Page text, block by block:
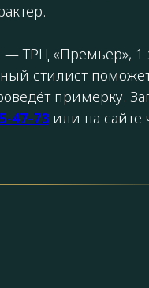
— ТРЦ «Премьер», 1
стилист
примерку.
47-73 или на сайте